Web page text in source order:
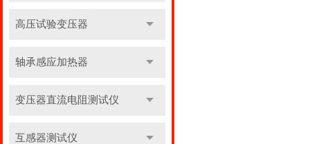
高压试验变压器
轴承感应加热器
变压器直流电阻测试仪
互感器测试仪